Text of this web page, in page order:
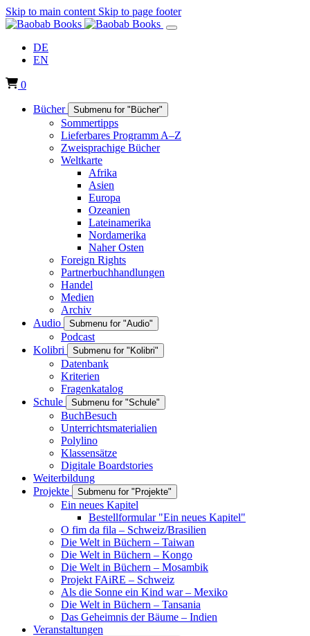
Skip to main content Skip to page footer
DE
EN
0
Bücher Submenu for "Bücher"
Sommertipps
Lieferbares Programm A–Z
Zweisprachige Bücher
Weltkarte
Afrika
Asien
Europa
Ozeanien
Lateinamerika
Nordamerika
Naher Osten
Foreign Rights
Partnerbuchhandlungen
Handel
Medien
Archiv
Audio
Submenu for "Audio"
Podcast
Kolibri
Submenu for "Kolibri"
Datenbank
Kriterien
Fragenkatalog
Schule
Submenu for "Schule"
BuchBesuch
Unterrichtsmaterialien
Polylino
Klassensätze
Digitale Boardstories
Weiterbildung
Projekte
Submenu for "Projekte"
Ein neues Kapitel
Bestellformular "Ein neues Kapitel"
O fim da fila – Schweiz/Brasilien
Die Welt in Büchern – Taiwan
Die Welt in Büchern – Kongo
Die Welt in Büchern – Mosambik
Projekt FAiRE – Schweiz
Als die Sonne ein Kind war – Mexiko
Die Welt in Büchern – Tansania
Das Geheimnis der Bäume – Indien
Veranstaltungen